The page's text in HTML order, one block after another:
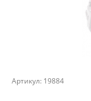
Артикул: 19884